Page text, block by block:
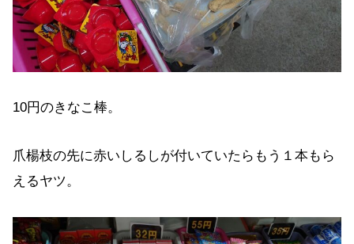
10円のきなこ棒。
爪楊枝の先に赤いしるしが付いていたらもう１本もら
えるヤツ。